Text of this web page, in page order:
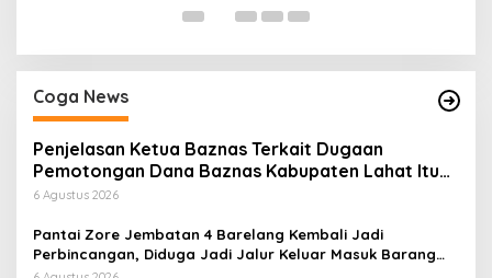
Coga News
Penjelasan Ketua Baznas Terkait Dugaan
Pemotongan Dana Baznas Kabupaten Lahat Itu
Tidak Benar
6 Agustus 2026
Pantai Zore Jembatan 4 Barelang Kembali Jadi
Perbincangan, Diduga Jadi Jalur Keluar Masuk Barang
Tanpa Dokumen Kepabeanan, Nama Berinisial WL